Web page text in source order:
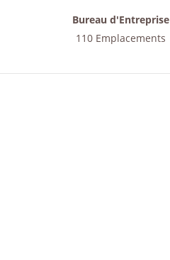
Bureau d'Entreprise
110 Emplacements